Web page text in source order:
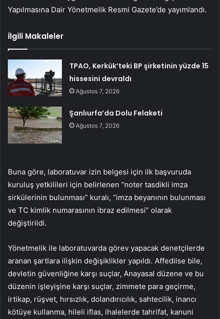
Yapılmasına Dair Yönetmelik Resmi Gazete’de yayımlandı.
İlgili Makaleler
TPAO, Kerkük’teki BP şirketinin yüzde 15
hissesini devraldı
Ağustos 7, 2026
Şanlıurfa’da Dolu Felaketi
Ağustos 7, 2026
Buna göre, laboratuvar izin belgesi için ilk başvuruda
kuruluş yetkilileri için belirlenen “noter tasdikli imza
sirkülerinin bulunması” kuralı, “imza beyanının bulunması
ve TC kimlik numarasının ibraz edilmesi” olarak
değiştirildi.
Yönetmelik ile laboratuvarda görev yapacak denetçilerde
aranan şartlara ilişkin değişiklikler yapıldı. Affedilse bile,
devletin güvenliğine karşı suçlar, Anayasal düzene ve bu
düzenin işleyişine karşı suçlar, zimmete para geçirme,
irtikap, rüşvet, hırsızlık, dolandırıcılık, sahtecilik, inancı
kötüye kullanma, hileli iflas, ihalelerde tahrifat, kanuni